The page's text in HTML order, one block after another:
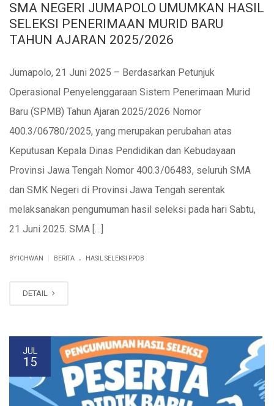
SMA NEGERI JUMAPOLO UMUMKAN HASIL
SELEKSI PENERIMAAN MURID BARU
TAHUN AJARAN 2025/2026
Jumapolo, 21 Juni 2025 – Berdasarkan Petunjuk
Operasional Penyelenggaraan Sistem Penerimaan Murid
Baru (SPMB) Tahun Ajaran 2025/2026 Nomor
400.3/06780/2025, yang merupakan perubahan atas
Keputusan Kepala Dinas Pendidikan dan Kebudayaan
Provinsi Jawa Tengah Nomor 400.3/06483, seluruh SMA
dan SMK Negeri di Provinsi Jawa Tengah serentak
melaksanakan pengumuman hasil seleksi pada hari Sabtu,
21 Juni 2025. SMA […]
BY ICHWAN BERITA . HASIL SELEKSI PPDB
DETAIL
JUL
15